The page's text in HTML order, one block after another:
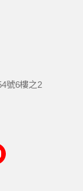
號6樓之2